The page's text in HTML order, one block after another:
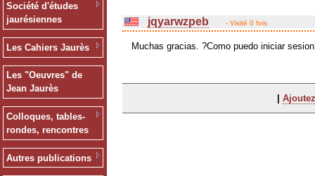
Société d'études
jaurésiennes
Les Cahiers Jaurès
Les "Oeuvres" de
Jean Jaurès
Colloques, tables-
rondes, rencontres
Autres publications
jqyarwzpeb - Visité 0 fois
Muchas gracias. ?Como puedo iniciar
|